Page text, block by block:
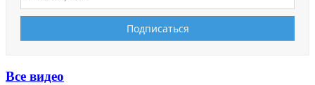
Все видео